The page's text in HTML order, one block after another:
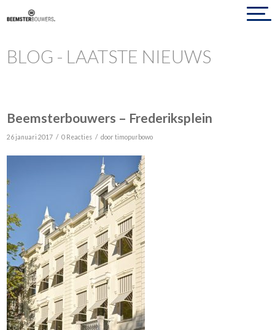
BLOG - LAATSTE NIEUWS
Beemsterbouwers – Frederiksplein
26 januari 2017 / 0 Reacties / doortimopurbowo